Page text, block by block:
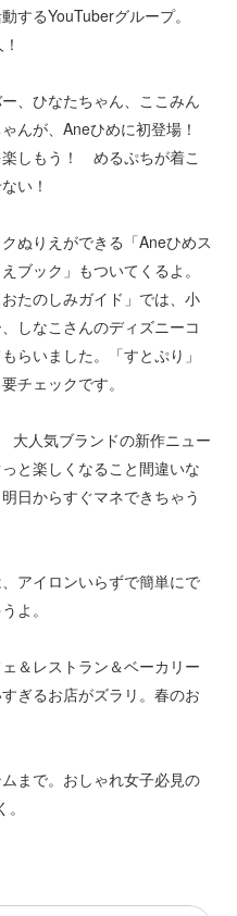
するYouTuberグループ。
、ひなたちゃん、ここみん
んが、Aneひめに初登場！
しもう！ めるぷちが着こ
い！
ぬりえができる「Aneひめス
ック」もついてくるよ。
たのしみガイド」では、小
しなこさんのディズニーコ
らいました。「すとぷり」
チェックです。
大人気ブランドの新作ニュー
と楽しくなること間違いな
日からすぐマネできちゃう
アイロンいらずで簡単にで
よ。
＆レストラン＆ベーカリー
ぎるお店がズラリ。春のお
まで。おしゃれ女子必見の